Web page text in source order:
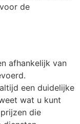
de
afhankelijk van
een duidelijke
wat u kunt
die